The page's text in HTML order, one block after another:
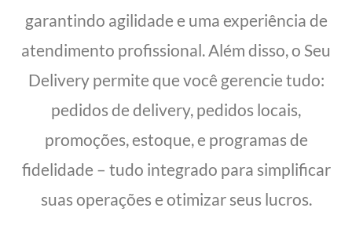
garantindo agilidade e uma experiência de
atendimento profissional. Além disso, o Seu
Delivery permite que você gerencie tudo:
pedidos de delivery, pedidos locais,
promoções, estoque, e programas de
fidelidade – tudo integrado para simplificar
suas operações e otimizar seus lucros.